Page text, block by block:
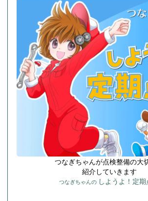
つなぎちゃんが点検整備の大
紹介していきます
つなぎちゃんの しようよ！定期